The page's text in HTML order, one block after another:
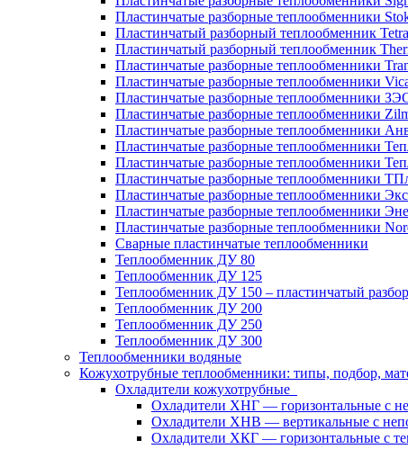
Пластинчатые разборные теплообменники
Пластинчатый разборный теплообменник
Пластинчатый разборный теплообменник
Пластинчатые разборные теплообменники
Пластинчатые разборные теплообменники
Пластинчатые разборные теплообменники
Пластинчатые разборные теплообменники
Пластинчатые разборные теплообменники
Пластинчатые разборные теплообменники
Пластинчатые разборные теплообменники
Пластинчатые разборные теплообменники
Пластинчатые разборные теплообменники
Пластинчатые разборные теплообменники
Пластинчатые разборные теплообменники
Сварные пластинчатые теплообменники
Теплообменник ДУ 80
Теплообменник ДУ 125
Теплообменник ДУ 150 – пластинчатый
Теплообменник ДУ 200
Теплообменник ДУ 250
Теплообменник ДУ 300
Теплообменники водяные
Кожухотрубные теплообменники: типы, подбор,
Охладители кожухотрубные
Охладители ХНГ — горизонтальные с
Охладители ХНВ — вертикальные с
Охладители ХКГ — горизонтальные с